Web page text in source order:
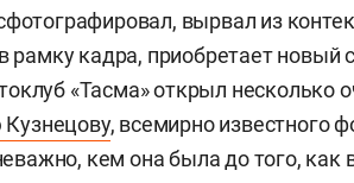
вырвал из
кадра, приобретает новый
«Тасма» открыл несколько
, всемирно известного
кем она была до того, как